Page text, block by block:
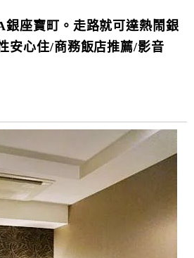
銀座寶町。走路就可達熱鬧銀
安心住/商務飯店推薦/影音